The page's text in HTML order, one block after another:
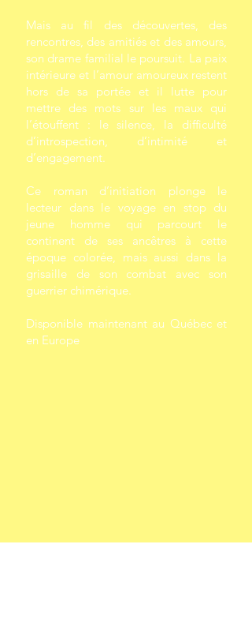
Mais au fil des découvertes, des
rencontres, des amitiés et des amours,
son drame familial le poursuit. La paix
intérieure et l’amour amoureux restent
hors de sa portée et il lutte pour
mettre des mots sur les maux qui
l’étouffent : le silence, la difficulté
d’introspection, d’intimité et
d’engagement.
Ce roman d’initiation plonge le
lecteur dans le voyage en stop du
jeune homme qui parcourt le
continent de ses ancêtres à cette
époque colorée, mais aussi dans la
grisaille de son combat avec son
guerrier chimérique.
Disponible maintenant au Québec et
en Europe